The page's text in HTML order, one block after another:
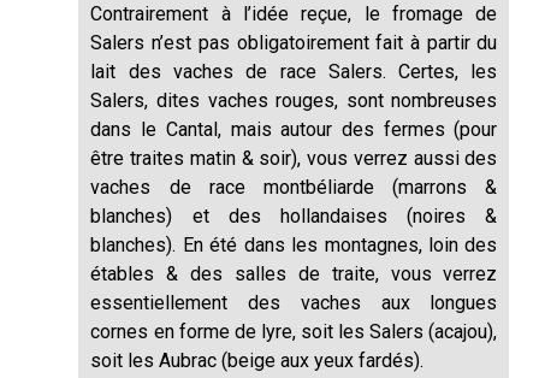
Contrairement à l’idée reçue, le fromage de
Salers n’est pas obligatoirement fait à partir du
lait des vaches de race Salers. Certes, les
Salers, dites vaches rouges, sont nombreuses
dans le Cantal, mais autour des fermes (pour
être traites matin & soir), vous verrez aussi des
vaches de race montbéliarde (marrons &
blanches) et des hollandaises (noires &
blanches). En été dans les montagnes, loin des
étables & des salles de traite, vous verrez
essentiellement des vaches aux longues
cornes en forme de lyre, soit les Salers (acajou),
soit les Aubrac (beige aux yeux fardés).